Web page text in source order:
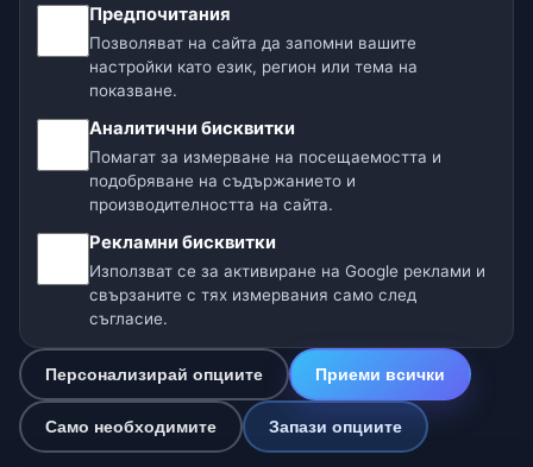
Помагаме на животните
Карта на сайта
Настройки
🇨🇿 Чехия 🇭🇷 Хърватия 🇧🇬 България
🇩🇪🇦🇹🇨🇭 Германия / Австрия / Швейцария
🌎 Латинска Америка и Испания
🇮🇳 Южна и Югоизточна Азия
Предпочитания
Позволяват на сайта да запомни вашите
настройки като език, регион или тема на
показване.
Аналитични бисквитки
Помагат за измерване на посещаемостта и
подобряване на съдържанието и
производителността на сайта.
Рекламни бисквитки
Използват се за активиране на Google реклами и
свързаните с тях измервания само след
съгласие.
Персонализирай опциите Приеми всички
Само необходимите Запази опциите